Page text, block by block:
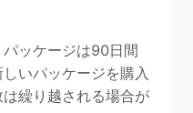
パッケージは90日間
いパッケージを購入
繰り越される場合が